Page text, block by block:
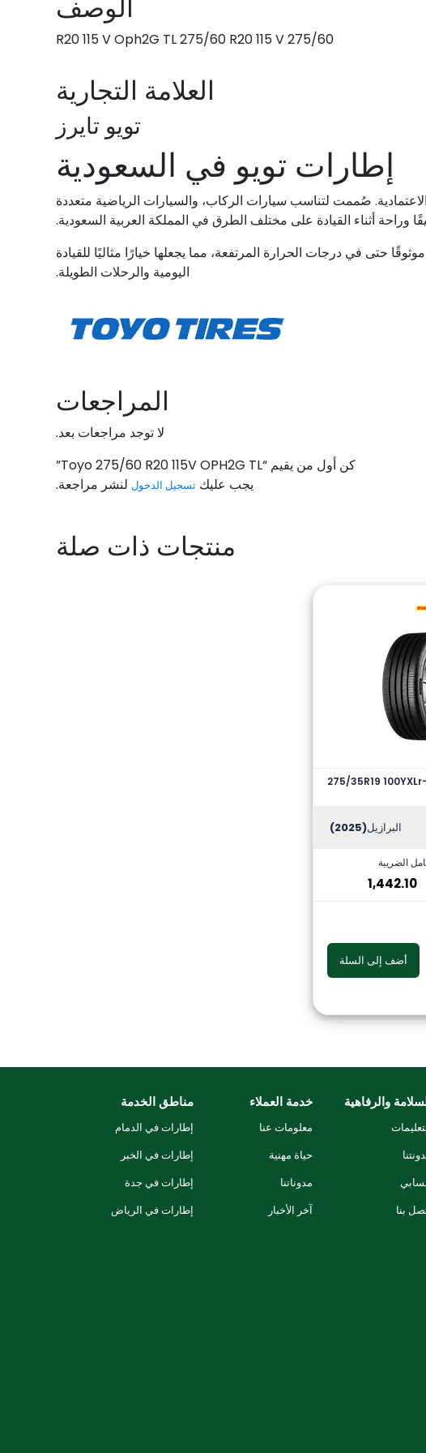
الوصف
275/60 R20 115 V Oph2G TL 275/60 R20 115 V
العلامة التجارية
تويو تايرز
إطارات تويو في السعودية
صُممت لتناسب سيارات الركاب، والسيارات الرياضية متعددة
حتى في درجات الحرارة المرتفعة، مما يجعلها خيارًا مثاليًا للقيادة
اليومية والرحلات الطويلة.
المراجعات
لا توجد مراجعات بعد.
كن أول من يقيم “Toyo 275/60 R20 115V OPH2G TL”
يجب عليكتسجيل الدخول لنشر مراجعة.
منتجات ذات صلة
275/35R19
البرازيل(2025)
الضريبة
1,442.10
أضف إلى السلة
والرفاهية
بنا
خدمة العملاء
معلومات عنا
حياة مهنية
مدوناتنا
آخر الأخبار
مناطق الخدمة
إطارات في الدمام
إطارات في الخبر
إطارات في جدة
إطارات في الرياض